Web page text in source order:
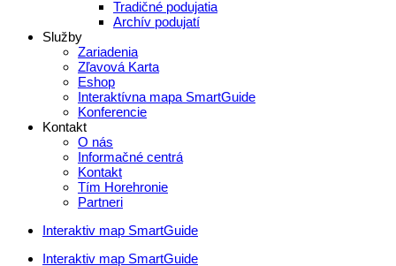
Tradičné podujatia
Archív podujatí
Služby
Zariadenia
Zľavová Karta
Eshop
Interaktívna mapa SmartGuide
Konferencie
Kontakt
O nás
Informačné centrá
Kontakt
Tím Horehronie
Partneri
Interaktiv map SmartGuide
Interaktiv map SmartGuide